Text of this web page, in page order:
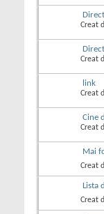
Creat
Creat
link
Creat
Cine
Creat
Mai
Creat
Lista
Creat